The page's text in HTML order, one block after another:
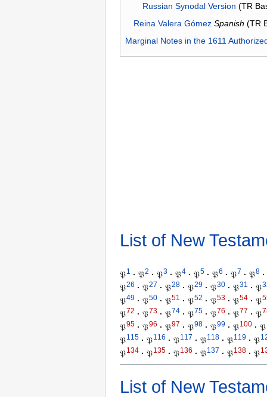
Russian Synodal Version (TR
Reina Valera Gómez Spanish (TR
Marginal Notes in the 1611
List of New
𝔓1 · 𝔓2 · 𝔓3 · 𝔓4 · 𝔓5 · 𝔓6 · 𝔓7 · 𝔓8 ·
𝔓26 · 𝔓27 · 𝔓28 · 𝔓29 · 𝔓30 · 𝔓31 · 𝔓
𝔓49 · 𝔓50 · 𝔓51 · 𝔓52 · 𝔓53 · 𝔓54 · 𝔓
𝔓72 · 𝔓73 · 𝔓74 · 𝔓75 · 𝔓76 · 𝔓77 · 𝔓
𝔓95 · 𝔓96 · 𝔓97 · 𝔓98 · 𝔓99 · 𝔓100 · 𝔓
𝔓115 · 𝔓116 · 𝔓117 · 𝔓118 · 𝔓119 · 𝔓
𝔓134 · 𝔓135 · 𝔓136 · 𝔓137 · 𝔓138 · 𝔓
List of New